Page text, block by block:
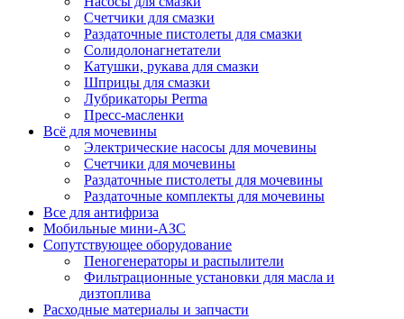
Счетчики для смазки
Раздаточные пистолеты для смазки
Солидолонагнетатели
Катушки, рукава для смазки
Шприцы для смазки
Лубрикаторы Perma
Пресс-масленки
Всё для мочевины
Электрические насосы для мочевины
Счетчики для мочевины
Раздаточные пистолеты для мочевины
Раздаточные комплекты для мочевины
Все для антифриза
Мобильные мини-АЗС
Сопутствующее оборудование
Пеногенераторы и распылители
Фильтрационные установки для масла и
дизтоплива
Расходные материалы и запчасти